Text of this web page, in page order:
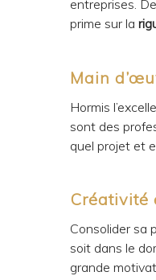
entreprises.
prime sur la
Main
Hormis
sont des
quel projet et
Créativité
Consolider sa
soit dans le
grande